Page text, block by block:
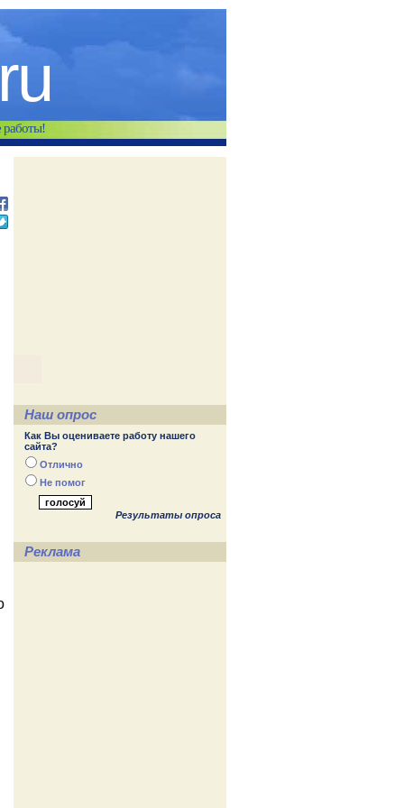
работы!
Наш опрос
Как Вы оцениваете работу нашего
сайта?
Отлично
Не помог
Результаты опроса
Реклама